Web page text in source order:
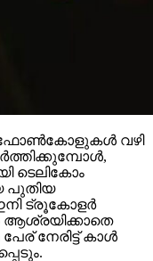
ഫോണ്‍കോളുകള്‍ വഴി
ടെലികോം
പുതിയ
ട്രൂകോളര്‍
ആശ്രയിക്കാതെ
നേരിട്ട് കാള്‍